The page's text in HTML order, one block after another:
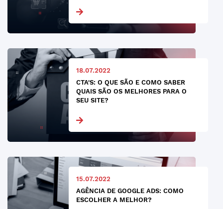
18.07.2022
CTA'S: O QUE SÃO E COMO SABER
QUAIS SÃO OS MELHORES PARA O
SEU SITE?
15.07.2022
AGÊNCIA DE GOOGLE ADS: COMO
ESCOLHER A MELHOR?